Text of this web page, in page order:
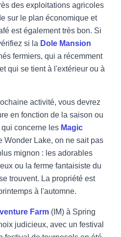
des exploitations agricoles
sur le plan économique et
est également très bon. Si
si la Dole Mansion
fermiers, qui a récemment
qui se tient à l'extérieur ou à
activité, vous devrez
en fonction de la saison ou
concerne les Magic
Wonder Lake, on ne sait pas
mignon : les adorables
ou la ferme fantaisiste du
trouvent. La propriété est
à l'automne.
Farm (IM) à Spring
judicieux, avec un festival